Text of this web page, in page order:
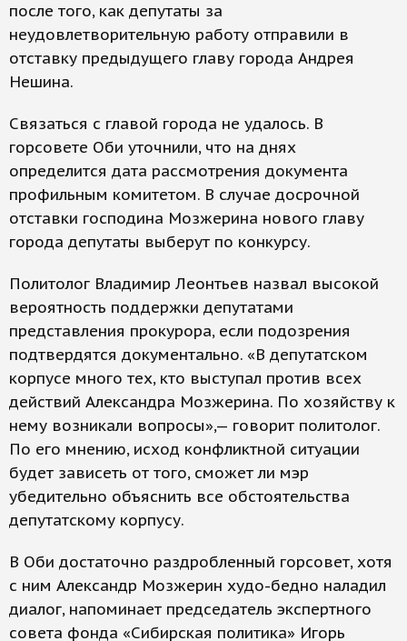
после того, как депутаты за
неудовлетворительную работу отправили в
отставку предыдущего главу города Андрея
Нешина.
Связаться с главой города не удалось. В
горсовете Оби уточнили, что на днях
определится дата рассмотрения документа
профильным комитетом. В случае досрочной
отставки господина Мозжерина нового главу
города депутаты выберут по конкурсу.
Политолог Владимир Леонтьев назвал высокой
вероятность поддержки депутатами
представления прокурора, если подозрения
подтвердятся документально. «В депутатском
корпусе много тех, кто выступал против всех
действий Александра Мозжерина. По хозяйству к
нему возникали вопросы»,— говорит политолог.
По его мнению, исход конфликтной ситуации
будет зависеть от того, сможет ли мэр
убедительно объяснить все обстоятельства
депутатскому корпусу.
В Оби достаточно раздробленный горсовет, хотя
с ним Александр Мозжерин худо-бедно наладил
диалог, напоминает председатель экспертного
совета фонда «Сибирская политика» Игорь